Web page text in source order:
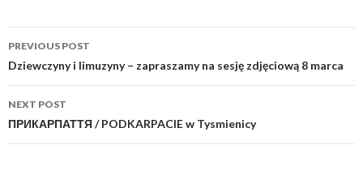
Post
navigation
PREVIOUS POST
Dziewczyny i limuzyny – zapraszamy na sesję zdjęciową 8 marca
NEXT POST
ПРИКАРПАТТЯ / PODKARPACIE w Tysmienicy